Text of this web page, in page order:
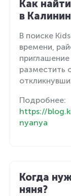
Как
в
В поиске
времени,
разместить
Подробнее:
https://
nyanya
Когда
няня?